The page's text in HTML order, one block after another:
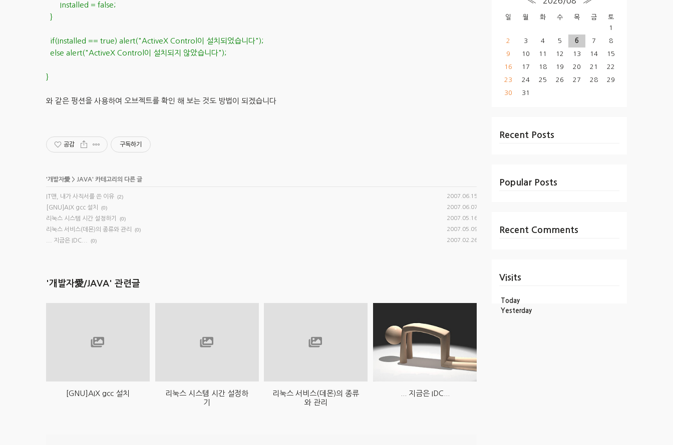
일 월 화 수 목 금
토
1
2
3 4 5 6 7
8
9
10 11 12 13 14
15
16
17 18 19 20 21
22
23
24 25 26 27 28
29
30
31
Recent Posts
Popular Posts
Recent Comments
Visits
Today
Yesterday
Installed = false;
}
if(Installed == true) alert("ActiveX Control이 설치되었습니다");
else alert("ActiveX Control이 설치되지 않았습니다");
}
와 같은 펑션을 사용하여 오브젝트를 확인 해 보는 것도 방법이 되겠습니다
공감 구독하기
'개발자愛 > JAVA' 카테고리의 다른 글
IT맨, 내가 사직서를 쓴 이유 (2)
2007.06.15
[GNU]AIX gcc 설치
(0)
2007.06.07
리눅스 시스템 시간 설정하기
(0)
2007.05.16
리눅스 서비스(데몬)의 종류와 관리
(0)
2007.05.09
... 지금은 IDC...
(0) 2007.02.26
'개발자愛/JAVA' 관련글
[GNU]AIX gcc 설치
리눅스 시스템 시간 설정하
기
리눅스 서비스(데몬)의 종류
와 관리
... 지금은 IDC...